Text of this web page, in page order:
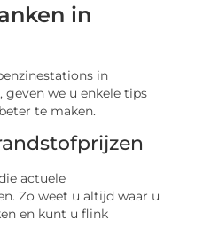
in
in
geven we u enkele tips
te maken.
actuele
Zo weet u altijd waar u
en kunt u flink